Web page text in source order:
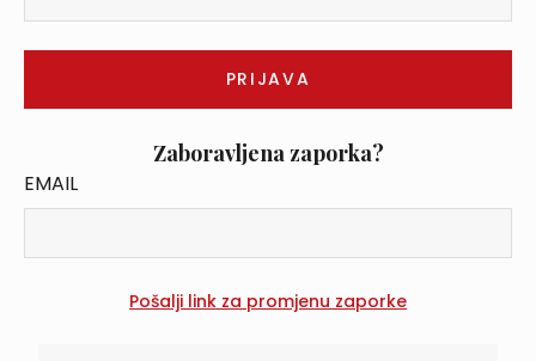
Zaboravljena zaporka?
EMAIL